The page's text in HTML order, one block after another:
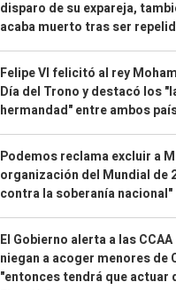
disparo de su expareja,
acaba muerto tras ser
Felipe VI felicitó al rey
Día del Trono y destacó los
hermandad" entre ambos
Podemos reclama excluir a
organización del Mundial de
contra la soberanía nacional"
El Gobierno alerta a las
niegan a acoger menores de
"entonces tendrá que actuar